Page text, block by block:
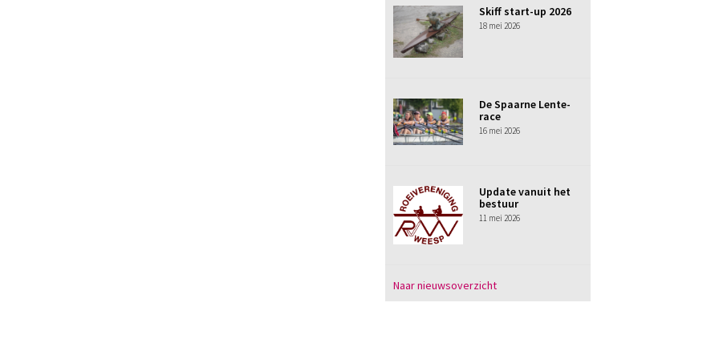
Skiff start-up 2026
18 mei 2026
De Spaarne Lente-
race
16 mei 2026
Update vanuit het
bestuur
11 mei 2026
Naar nieuwsoverzicht